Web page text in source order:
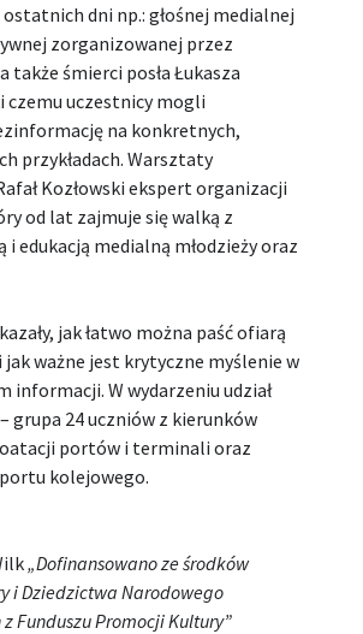
ostatnich dni np.: głośnej medialnej
zorganizowanej przez
także śmierci posła Łukasza
czemu uczestnicy mogli
na konkretnych,
przykładach. Warsztaty
Kozłowski ekspert organizacji
od lat zajmuje się walką z
edukacją medialną młodzieży oraz
jak łatwo można paść ofiarą
jak ważne jest krytyczne myślenie w
informacji. W wydarzeniu udział
grupa 24 uczniów z kierunków
portów i terminali oraz
kolejowego.
„Dofinansowano ze środków
i Dziedzictwa Narodowego
Funduszu Promocji Kultury”